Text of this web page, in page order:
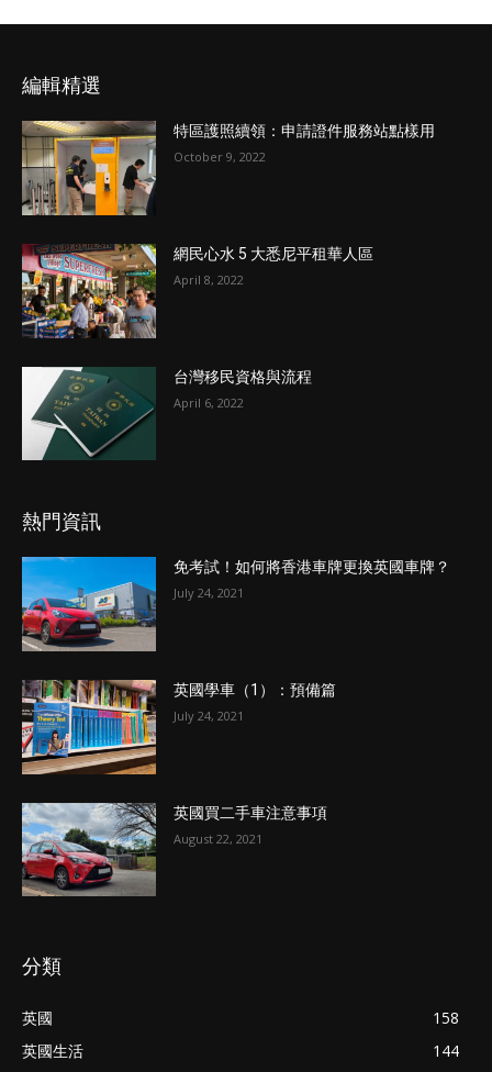
編輯精選
特區護照續領：申請證件服務站點樣用
October 9, 2022
網民心水 5 大悉尼平租華人區
April 8, 2022
台灣移民資格與流程
April 6, 2022
熱門資訊
免考試！如何將香港車牌更換英國車牌？
July 24, 2021
英國學車（1）：預備篇
July 24, 2021
英國買二手車注意事項
August 22, 2021
分類
英國
158
英國生活
144